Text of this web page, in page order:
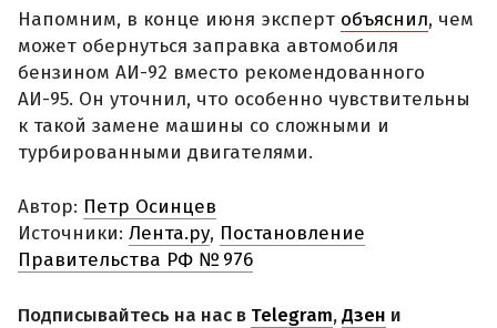
Напомним, в конце июня эксперт объяснил, чем
может обернуться заправка автомобиля
бензином АИ-92 вместо рекомендованного
АИ-95. Он уточнил, что особенно чувствительны
к такой замене машины со сложными и
турбированными двигателями.
Автор: Петр Осинцев
Источники: Лента.ру, Постановление
Правительства РФ № 976
Подписывайтесь на нас в Telegram,Дзен и